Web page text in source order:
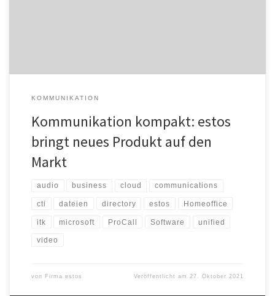
KOMMUNIKATION
Kommunikation kompakt: estos
bringt neues Produkt auf den
Markt
audio business cloud communications
cti dateien directory estos Homeoffice
itk microsoft ProCall Software unified
video
von Firma estos Veröffentlicht am 27. Oktober 2021